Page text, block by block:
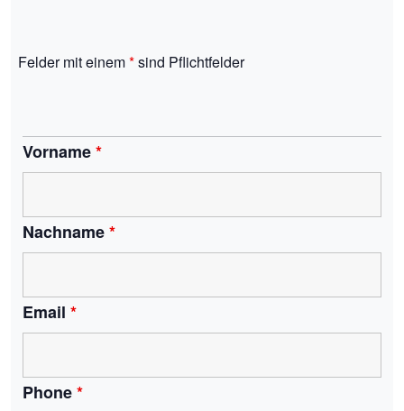
Felder mit einem*sind Pflichtfelder
Vorname*
Nachname*
Email *
Phone*